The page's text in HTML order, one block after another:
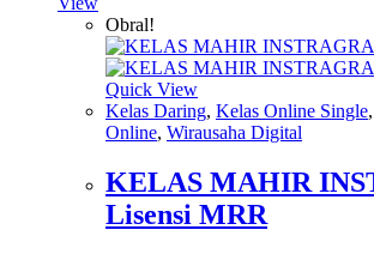
Obral!
Quick View
Kelas Daring, Kelas Online Single,
Online, Wirausaha Digital
KELAS MAHIR
Lisensi MRR